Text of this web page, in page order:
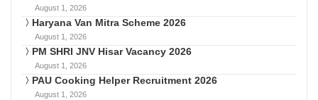
August 1, 2026
Haryana Van Mitra Scheme 2026
August 1, 2026
PM SHRI JNV Hisar Vacancy 2026
August 1, 2026
PAU Cooking Helper Recruitment 2026
August 1, 2026